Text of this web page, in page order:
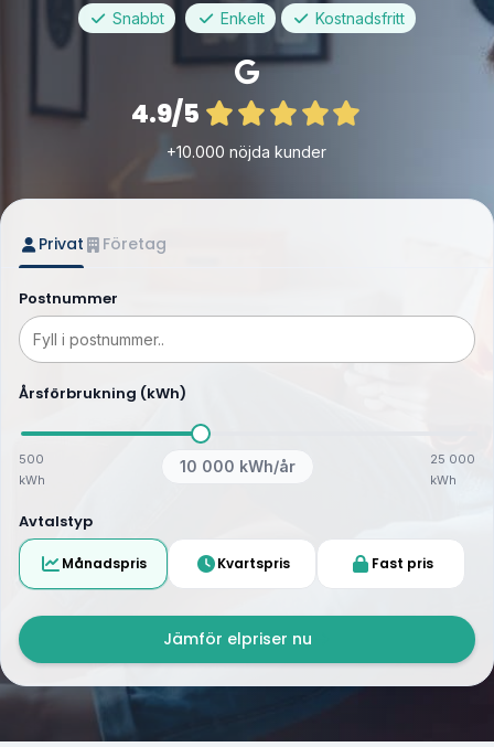
Snabbt Enkelt Kostnadsfritt
4.9/5
+10.000 nöjda kunder
Privat Företag
Postnummer
Årsförbrukning (kWh)
500
kWh
10 000 kWh/år
25 000
kWh
Avtalstyp
Månadspris Kvartspris Fast pris
Jämför elpriser nu